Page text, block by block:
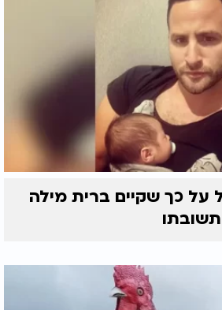
על כך שקיים ברית מילה
תשובתו